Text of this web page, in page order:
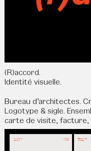
(R)accord.
Identité visuelle.
Bureau d’architectes.
Logotype & sigle.
carte de visite, facture,